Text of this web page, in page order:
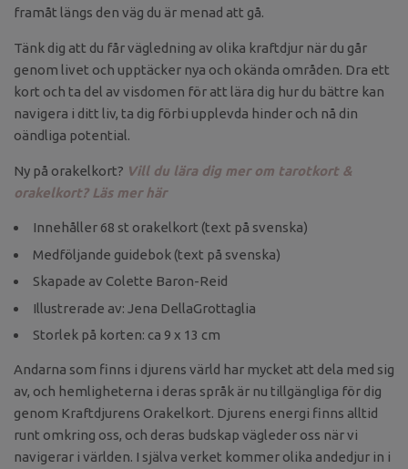
framåt längs den väg du är menad att gå.
Tänk dig att du får vägledning av olika kraftdjur när du går
genom livet och upptäcker nya och okända områden. Dra ett
kort och ta del av visdomen för att lära dig hur du bättre kan
navigera i ditt liv, ta dig förbi upplevda hinder och nå din
oändliga potential.
Ny på orakelkort? Vill du lära dig mer om tarotkort &
orakelkort? Läs mer här
Innehåller 68 st orakelkort (text på svenska)
Medföljande guidebok (text på svenska)
Skapade av Colette Baron-Reid
Illustrerade av: Jena DellaGrottaglia
Storlek på korten: ca 9 x 13 cm
Andarna som finns i djurens värld har mycket att dela med sig
av, och hemligheterna i deras språk är nu tillgängliga för dig
genom Kraftdjurens Orakelkort. Djurens energi finns alltid
runt omkring oss, och deras budskap vägleder oss när vi
navigerar i världen. I själva verket kommer olika andedjur in i